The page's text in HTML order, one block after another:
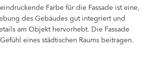
Farbe für die Fassade ist eine,
des Gebäudes gut integriert und
am Objekt hervorhebt. Die Fassade
eines städtischen Raums beitragen.